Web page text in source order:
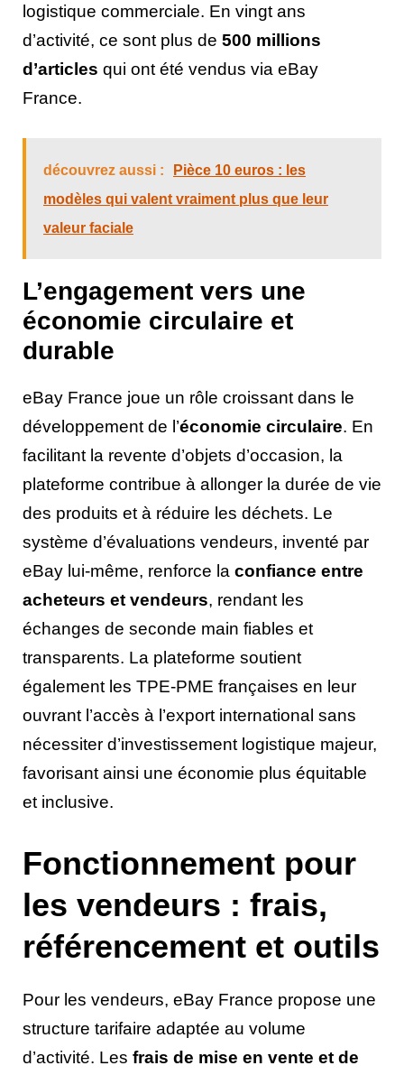
logistique commerciale. En vingt ans
d’activité, ce sont plus de 500 millions
d’articles qui ont été vendus via eBay
France.
découvrez aussi :
Pièce 10 euros : les
modèles qui valent vraiment plus que leur
valeur faciale
L’engagement vers une
économie circulaire et
durable
eBay France joue un rôle croissant dans le
développement de l’économie circulaire. En
facilitant la revente d’objets d’occasion, la
plateforme contribue à allonger la durée de vie
des produits et à réduire les déchets. Le
système d’évaluations vendeurs, inventé par
eBay lui-même, renforce la confiance entre
acheteurs et vendeurs, rendant les
échanges de seconde main fiables et
transparents. La plateforme soutient
également les TPE-PME françaises en leur
ouvrant l’accès à l’export international sans
nécessiter d’investissement logistique majeur,
favorisant ainsi une économie plus équitable
et inclusive.
Fonctionnement pour
les vendeurs : frais,
référencement et outils
Pour les vendeurs, eBay France propose une
structure tarifaire adaptée au volume
d’activité. Les frais de mise en vente et de